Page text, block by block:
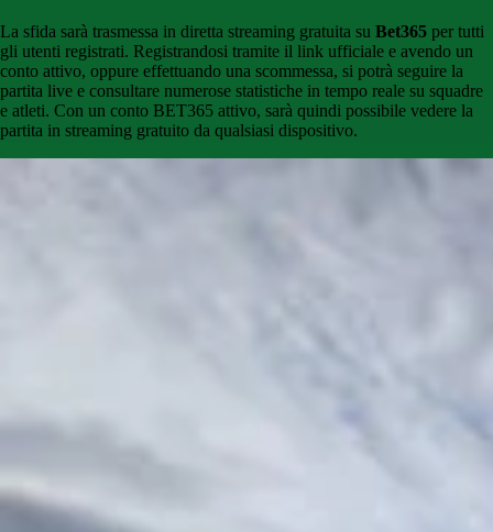
La sfida sarà trasmessa in diretta streaming gratuita su Bet365 per tutti
gli utenti registrati. Registrandosi tramite il link ufficiale e avendo un
conto attivo, oppure effettuando una scommessa, si potrà seguire la
partita live e consultare numerose statistiche in tempo reale su squadre
e atleti. Con un conto BET365 attivo, sarà quindi possibile vedere la
partita in streaming gratuito da qualsiasi dispositivo.